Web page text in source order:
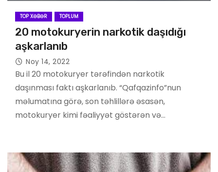
TOP XƏBƏR TOPLUM
20 motokuryerin narkotik daşıdığı
aşkarlanıb
Noy 14, 2022
Bu il 20 motokuryer tərəfindən narkotik
daşınması faktı aşkarlanıb. “Qafqazinfo”nun
məlumatına görə, son təhlillərə əsasən,
motokuryer kimi fəaliyyət göstərən və…